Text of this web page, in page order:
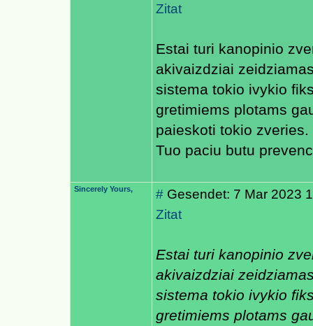
Zitat
Estai turi kanopinio
akivaizdziai
sistema tokio ivykio
gretimiems plotams
paieskoti tokio zveries.
Tuo paciu butu
Sincerely Yours, # Gesendet: 7 Mar 2023
Zitat
Estai turi kanopinio
akivaizdziai
sistema tokio ivykio
gretimiems plotams